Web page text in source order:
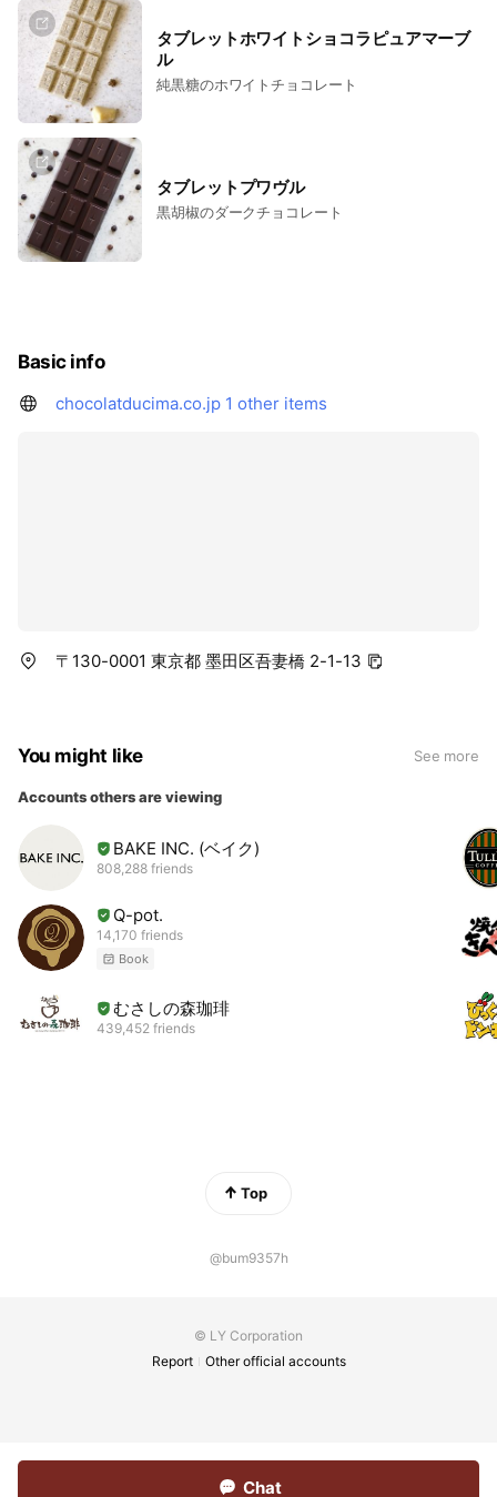
タブレットホワイトショコラピュアマーブ
ル
純黒糖のホワイトチョコレート
タブレットプワヴル
黒胡椒のダークチョコレート
Basic info
chocolatducima.co.jp 1 other items
〒130-0001 東京都 墨田区吾妻橋 2-1-13
You might like See more
Accounts others are viewing
BAKE INC. (ベイク)
808,288 friends
Q-pot.
14,170 friends
Book
むさしの森珈琲
439,452 friends
Top
@bum9357h
© LY Corporation
Report
Other official accounts
Chat